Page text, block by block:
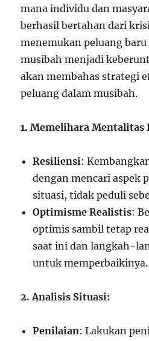
mana individu dan
berhasil bertahan dari
menemukan peluang
musibah menjadi
akan membahas strategi
peluang dalam musibah.
1. Memelihara Mentalitas
Resiliensi:
dengan mencari aspek
situasi, tidak peduli
Optimisme Realistis:
optimis sambil tetap
saat ini dan langkah-
untuk memperbaikinya.
2. Analisis Situasi:
Penilaian: Lakukan